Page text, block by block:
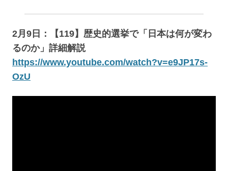
2月9日：【119】歴史的選挙で「日本は何が変わ
るのか」詳細解説
https://www.youtube.com/watch?v=e9JP17s-
OzU